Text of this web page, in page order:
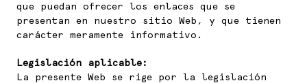
que puedan ofrecer los enlaces que se
presentan en nuestro sitio Web, y que tienen
carácter meramente informativo.
Legislación aplicable:
La presente Web se rige por la legislación